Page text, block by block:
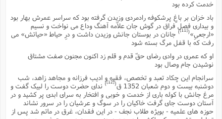
خدمت کرده بود
باد خزان بر باغِ پرشکوفه رادمردى وزیدن گرفته بود که سراسر عمرش بهار بود
و بیدارى فصل فراق در گوش جان علاّمه آهنگ وداع مى نواخت و نسیم
«ارجعىِ»(
[11]
)جانان در بوستان جانش وزیدن داشت و درِ حیاط «حیاتش» مى
رفت که با قفل مرگ بسته شود
او که عمرى در وادى رضاى حقّ قدم و قلم زد اکنون مجنون صفت مشتاق
نوشیدن جام وصال بود
سرانجام این چکاد تعبد و تخصص، فقیه و ادیب فرزانه و مجاهد زاهد، شب
دوشنبه بیست و دوم شعبان 1352 ق
[12]
)نداى حضرت دوست را لبیک گفت و
مرغ جانش با کوله بارى از خدمت و خوبى و افتخار به سراى ابدى پر کشید و در
آستان دوست جاى گرفت خاکیان را در سوگ و عرشیان را در سرور نشاند
حوزه هاى علمیه - بویژه طلاب نجف - در این فقدان، غرق در ماتم شد پس از